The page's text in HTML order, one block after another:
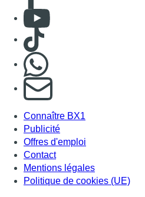
Consulter Youtube
Consulter TikTok
S'abonner à notre
Connaître BX1
Publicité
Offres d'emploi
Contact
Mentions légales
Politique de cookies (UE)